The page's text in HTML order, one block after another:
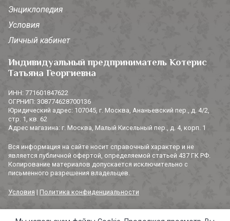
Энциклопедия
Условия
Личный кабинет
Индивидуальный предприниматель Котерис
Татьяна Георгиевна
ИНН: 771601847622
ОГРНИП: 308774628700136
Юридический адрес: 107045, г. Москва, Ананьевский пер., д. 4/2,
стр. 1, кв. 62
Адрес магазина: г. Москва, Малый Кисельный пер., д. 4, корп. 1
Вся информация на сайте носит справочный характер и не
является публичной офертой, определяемой статьей 437 ГК РФ.
Копирование материалов допускается исключительно с
письменного разрешения владельцев.
Условия | Политика конфиденциальности